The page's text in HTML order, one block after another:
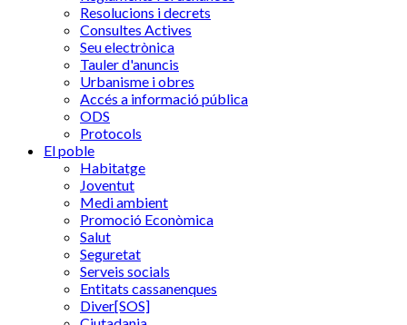
Resolucions i decrets
Consultes Actives
Seu electrònica
Tauler d'anuncis
Urbanisme i obres
Accés a informació pública
ODS
Protocols
El poble
Habitatge
Joventut
Medi ambient
Promoció Econòmica
Salut
Seguretat
Serveis socials
Entitats cassanenques
Diver[SOS]